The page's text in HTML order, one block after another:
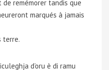
de remémorer tandis que
marqués à jamais
terre.
d’oru è di ramu